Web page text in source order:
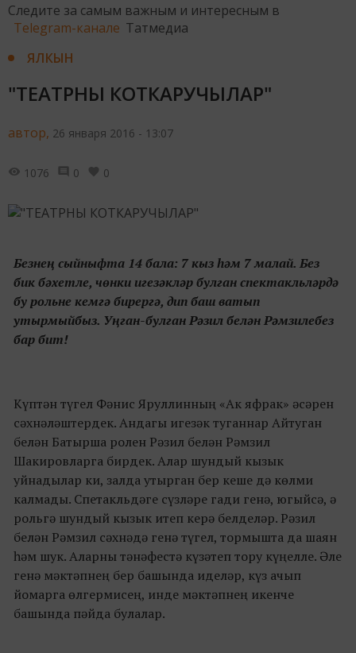
Следите за самым важным и интересным в
Telegram-канале Татмедиа
ЯЛКЫН
"ТЕАТРНЫ КОТКАРУЧЫЛАР"
автор, 26 января 2016 - 13:07
1076 0 0
Безнең сыйныфта 14 бала: 7 кыз һәм 7 малай. Без
бик бәхетле, чөнки игезәкләр булган спектакльләрдә
бу рольне кемгә бирергә, дип баш ватып
утырмыйбыз. Уңган-булган Рәзил белән Рәмзилебез
бар бит!
Күптән түгел Фәнис Яруллинның «Ак яфрак» әсәрен
сәхнәләштердек. Андагы игезәк туганнар Айтуган
белән Батырша ролен Рәзил белән Рәмзил
Шакировларга бирдек. Алар шундый кызык
уйнадылар ки, залда утырган бер кеше дә көлми
калмады. Спетакльдәге сүзләре гади генә, югыйсә, ә
рольгә шундый кызык итеп керә белделәр. Рәзил
белән Рәмзил сәхнәдә генә түгел, тормышта да шаян
һәм шук. Аларны тәнәфестә күзәтеп тору күңелле. Әле
генә мәктәпнең бер башында иделәр, күз ачып
йомарга өлгермисең, инде мәктәпнең икенче
башында пәйда булалар.